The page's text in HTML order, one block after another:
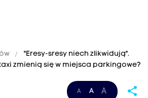
"Eresy-sresy niech zlikwidują".
zmienią się w miejsca parkingowe?
A A A share